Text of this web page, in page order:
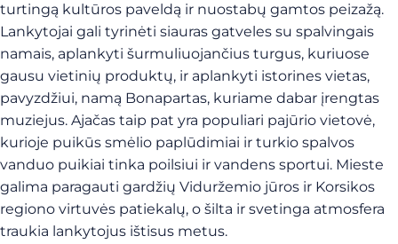
turtingą kultūros paveldą ir nuostabų gamtos peizažą.
Lankytojai gali tyrinėti siauras gatveles su spalvingais
namais, aplankyti šurmuliuojančius turgus, kuriuose
gausu vietinių produktų, ir aplankyti istorines vietas,
pavyzdžiui, namą Bonapartas, kuriame dabar įrengtas
muziejus. Ajačas taip pat yra populiari pajūrio vietovė,
kurioje puikūs smėlio paplūdimiai ir turkio spalvos
vanduo puikiai tinka poilsiui ir vandens sportui. Mieste
galima paragauti gardžių Viduržemio jūros ir Korsikos
regiono virtuvės patiekalų, o šilta ir svetinga atmosfera
traukia lankytojus ištisus metus.